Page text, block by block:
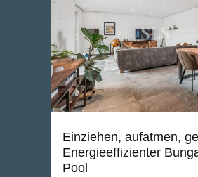
Einziehen, aufatmen,
Energieeffizienter
Pool